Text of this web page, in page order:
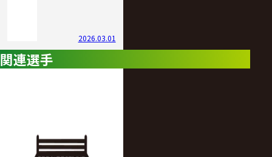
2026.03.01
関連選手